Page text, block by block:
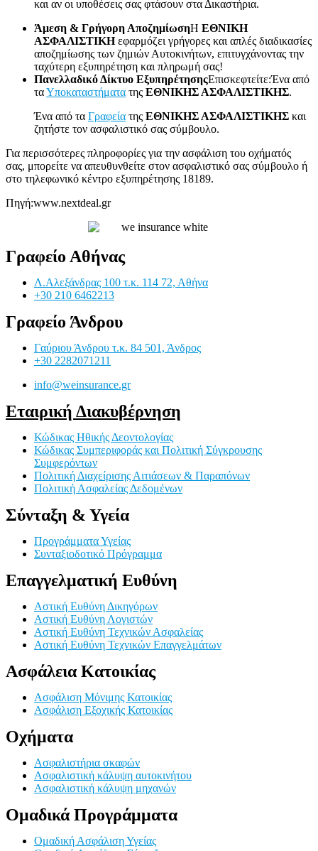
και αν οι υποθέσεις σας φτάσουν στα Δικαστήρια.
Άμεση & Γρήγορη ΑποζημίωσηΗ ΕΘΝΙΚΗ
ΑΣΦΑΛΙΣΤΙΚΗεφαρμόζει γρήγορες και απλές διαδικασίες
αποζημίωσης των ζημιών Αυτοκινήτων, επιτυγχάνοντας την
ταχύτερη εξυπηρέτηση και πληρωμή σας!
Πανελλαδικό Δίκτυο ΕξυπηρέτησηςΕπισκεφτείτε:Ένα από
ταΥποκαταστήματα της ΕΘΝΙΚΗΣ ΑΣΦΑΛΙΣΤΙΚΗΣ.
Ένα από τα Γραφεία της ΕΘΝΙΚΗΣ ΑΣΦΑΛΙΣΤΙΚΗΣ και
ζητήστε τον ασφαλιστικό σας σύμβουλο.
Για περισσότερες πληροφορίες για την ασφάλιση του οχήματός
σας, μπορείτε να απευθυνθείτε στον ασφαλιστικό σας σύμβουλο ή
στο τηλεφωνικό κέντρο εξυπηρέτησης 18189.
Πηγή:www.nextdeal.gr
Γραφείο Αθήνας
Λ.Αλεξάνδρας 100 τ.κ. 114 72, Αθήνα
+30 210 6462213
Γραφείο Άνδρου
Γαύριου Άνδρου τ.κ. 84 501, Άνδρος
+30 2282071211
info@weinsurance.gr
Εταιρική Διακυβέρνηση
Κώδικας Ηθικής Δεοντολογίας
Κώδικας Συμπεριφοράς και Πολιτική Σύγκρουσης
Συμφερόντων
Πολιτική Διαχείρισης Αιτιάσεων & Παραπόνων
Πολιτική Ασφαλείας Δεδομένων
Σύνταξη & Υγεία
Προγράμματα Υγείας
Συνταξιοδοτικό Πρόγραμμα
Επαγγελματική Ευθύνη
Αστική Ευθύνη Δικηγόρων
Αστική Ευθύνη Λογιστών
Αστική Ευθύνη Τεχνικών Ασφαλείας
Αστική Ευθύνη Τεχνικών Επαγγελμάτων
Ασφάλεια Κατοικίας
Ασφάλιση Μόνιμης Κατοικίας
Ασφάλιση Εξοχικής Κατοικίας
Οχήματα
Ασφαλιστήρια σκαφών
Ασφαλιστική κάλυψη αυτοκινήτου
Ασφαλιστική κάλυψη μηχανών
Ομαδικά Προγράμματα
Ομαδική Ασφάλιση Υγείας